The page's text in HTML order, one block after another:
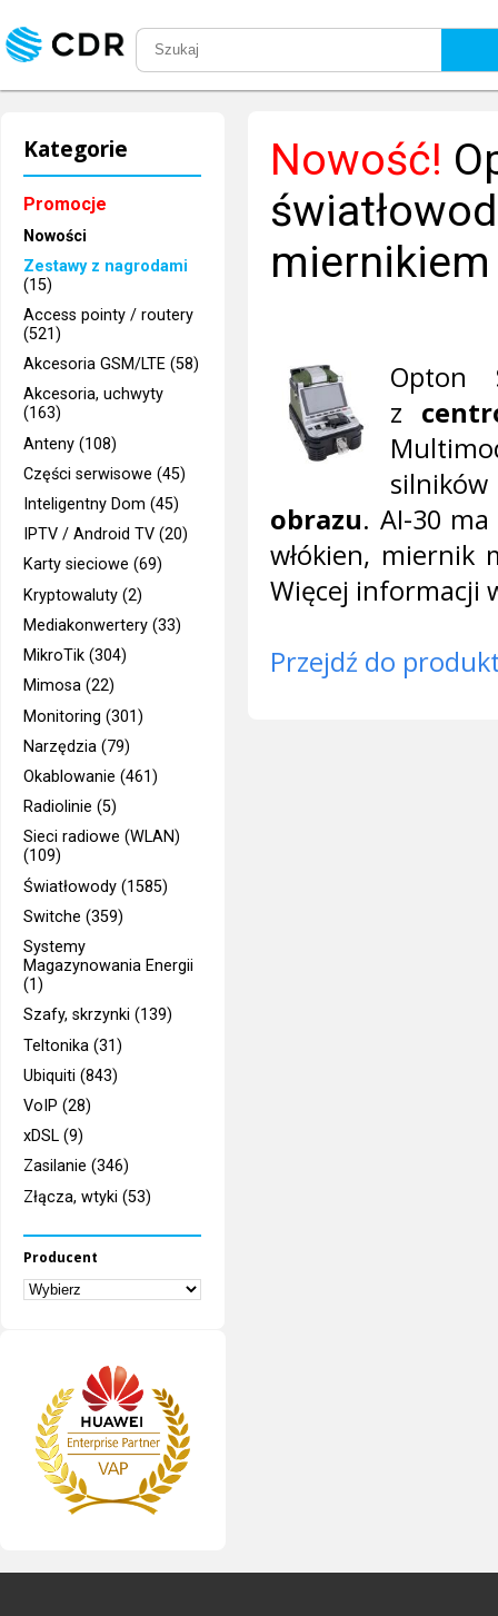
Kategorie
Promocje
Nowości
Zestawy z nagrodami
(15)
Access pointy / routery
(521)
Akcesoria GSM/LTE (58)
Akcesoria, uchwyty
(163)
Anteny (108)
Części serwisowe (45)
Inteligentny Dom (45)
IPTV / Android TV (20)
Karty sieciowe (69)
Kryptowaluty (2)
Mediakonwertery (33)
MikroTik (304)
Mimosa (22)
Monitoring (301)
Narzędzia (79)
Okablowanie (461)
Radiolinie (5)
Sieci radiowe (WLAN)
(109)
Światłowody (1585)
Switche (359)
Systemy
Magazynowania Energii
(1)
Szafy, skrzynki (139)
Teltonika (31)
Ubiquiti (843)
VoIP (28)
xDSL (9)
Zasilanie (346)
Złącza, wtyki (53)
Producent
Nowość!
Opton
z
obrazu. AI-30
włókien, miernik
Więcej informacji
Przejdź do